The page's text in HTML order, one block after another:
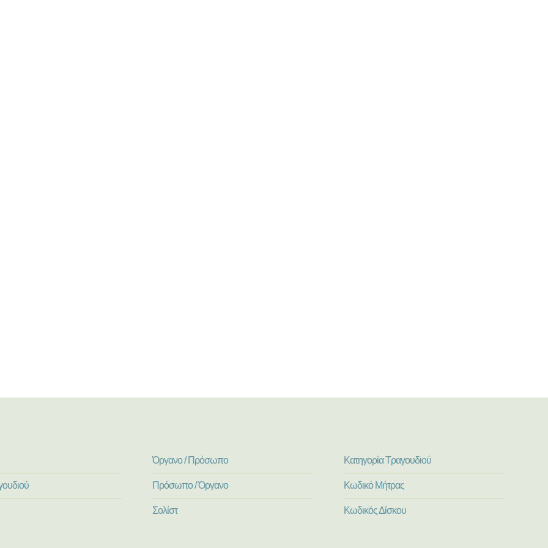
Όργανο / Πρόσωπο
Πρόσωπο / Όργανο
Σολίστ
Κατηγορία Τραγουδιού
Κωδικό Μήτρας
Κωδικός Δίσκου